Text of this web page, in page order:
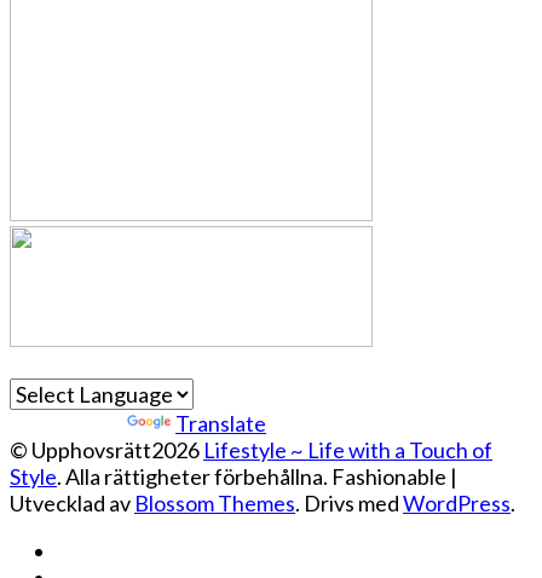
Translate
© Upphovsrätt2026 Lifestyle ~ Life with a Touch of
Style. Alla rättigheter förbehållna. Fashionable |
Utvecklad av Blossom Themes. Drivs medWordPress.